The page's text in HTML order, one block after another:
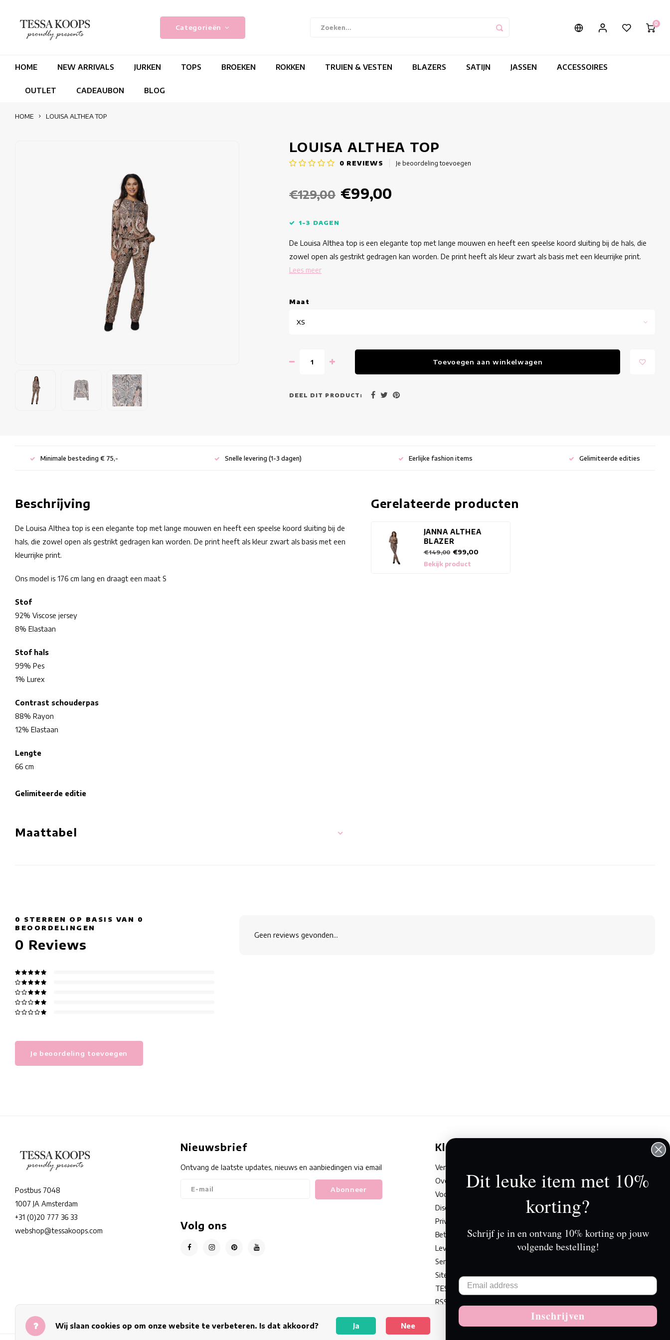
Categorieën 0
HOME NEW ARRIVALS JURKEN TOPS BROEKEN ROKKEN TRUIEN & VESTEN BLAZERS SATIJN JASSEN ACCESSOIRES
OUTLET CADEAUBON BLOG
HOME LOUISA ALTHEA TOP
LOUISA ALTHEA TOP
0 REVIEWS Je beoordeling toevoegen
€129,00 €99,00
1-3 DAGEN
De Louisa Althea top is een elegante top met lange mouwen en heeft een speelse koord sluiting bij de hals, die
zowel open als gestrikt gedragen kan worden. De print heeft als kleur zwart als basis met een kleurrijke print.
Lees meer
Maat
XS
Toevoegen aan winkelwagen
DEEL DIT PRODUCT:
Minimale besteding € 75,- Snelle levering (1-3 dagen) Eerlijke fashion items Gelimiteerde edities
Beschrijving
De Louisa Althea top is een elegante top met lange mouwen en heeft een speelse koord sluiting bij de
hals, die zowel open als gestrikt gedragen kan worden. De print heeft als kleur zwart als basis met een
kleurrijke print.
Ons model is 176 cm lang en draagt een maat S
Stof
92% Viscose jersey
8% Elastaan
Stof hals
99% Pes
1% Lurex
Contrast schouderpas
88% Rayon
12% Elastaan
Lengte
66 cm
Gelimiteerde editie
Maattabel
Gerelateerde producten
JANNA ALTHEA
BLAZER
€149,00 €99,00
Bekijk product
0 STERREN OP BASIS VAN 0
BEOORDELINGEN
0 Reviews
Je beoordeling toevoegen
Geen reviews gevonden...
Postbus 7048
1007 JA Amsterdam
+31 (0)20 777 36 33
webshop@tessakoops.com
Nieuwsbrief
Ontvang de laatste updates, nieuws en aanbiedingen via email
Abonneer
Volg ons
Klantenservice
Verkooppunten
Over Tessa Koops
Voorwaarden & Condities
Disclaimer
Privacy Beleid
Betalingen
Leveringen en retouren
Service
Sitemap
TESSA KOOPS B2B WEBSHOP
RSS-feed
Mijn account
Mijn bestellingen
Mijn verlanglijst
Wij slaan cookies op om onze website te verbeteren. Is dat akkoord? Ja Nee Meer over cookies »
Dit leuke item met 10%
korting?
Schrijf je in en ontvang 10% korting op jouw
volgende bestelling!
Inschrijven